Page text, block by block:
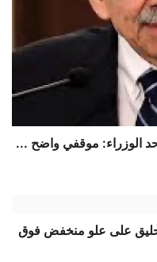
الوزراء: موقفي واضح ...
على علو منخفض فوق